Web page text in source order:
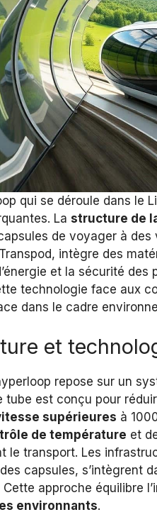
qui se déroule dans le
La structure de
de voyager à
intègre des
et la sécurité
technologie face aux
dans le cadre
et
repose sur un
tube est conçu pour
supérieures à
de température et
le transport. Les
capsules, s’intègrent
Cette approche équilibre
environnants.